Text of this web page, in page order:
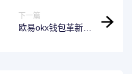
下一篇
欧易okx钱包革新升